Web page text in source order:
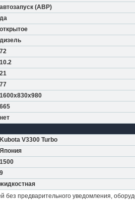
автозапуск (АВР)
да
открытое
дизель
72
10.2
21
77
1600x830x980
665
нет
Kubota V3300 Turbo
Япония
1500
9
жидкостная
без предварительного уведомления,